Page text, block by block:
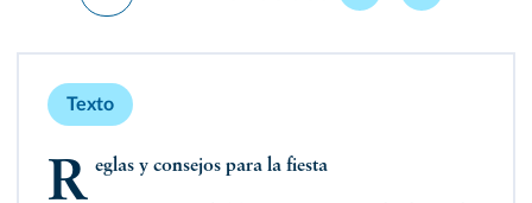
Texto
Reglas y consejos para la fiesta